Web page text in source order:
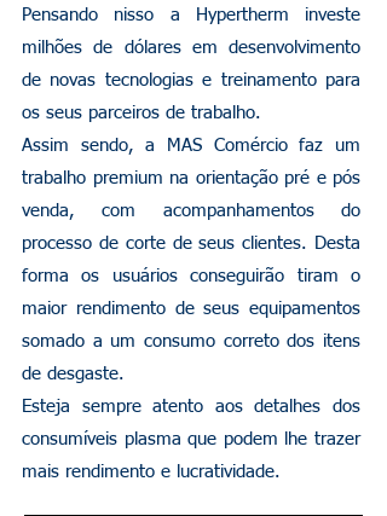
Pensando nisso a Hypertherm investe
milhões de dólares em desenvolvimento
de novas tecnologias e treinamento para
os seus parceiros de trabalho.
Assim sendo, a MAS Comércio faz um
trabalho premium na orientação pré e pós
venda, com acompanhamentos do
processo de corte de seus clientes. Desta
forma os usuários conseguirão tiram o
maior rendimento de seus equipamentos
somado a um consumo correto dos itens
de desgaste.
Esteja sempre atento aos detalhes dos
consumíveis plasma que podem lhe trazer
mais rendimento e lucratividade.